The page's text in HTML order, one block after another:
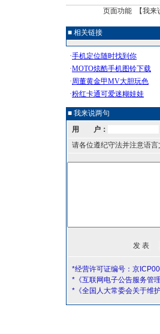
页面功能 【我来
■ 相关链接
■ 我来说两句
用 户：
请各位遵纪守法并注意语言
*经营许可证编号：京
*《互联网电子公告服务管理
*《全国人大常委会关于维